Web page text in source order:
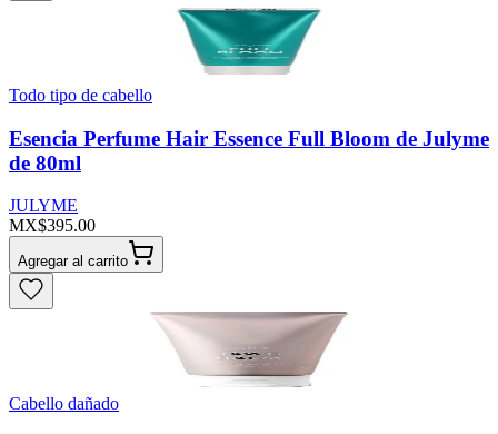
Todo tipo de cabello
Esencia Perfume Hair Essence Full Bloom de Julyme
de 80ml
JULYME
MX$395.00
Agregar al carrito
Cabello dañado